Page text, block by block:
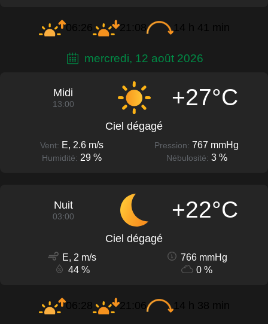
06:26 21:08 14 h 41 min
mercredi, 12 août 2026
Midi
13:00 +27°C
Ciel dégagé
Vent: E, 2.6 m/s Pression: 767 mmHg
Humidité: 29 % Nébulosité: 3 %
Nuit
03:00 +22°C
Ciel dégagé
E, 2 m/s
766 mmHg
44 %
0 %
06:28 21:06 14 h 38 min